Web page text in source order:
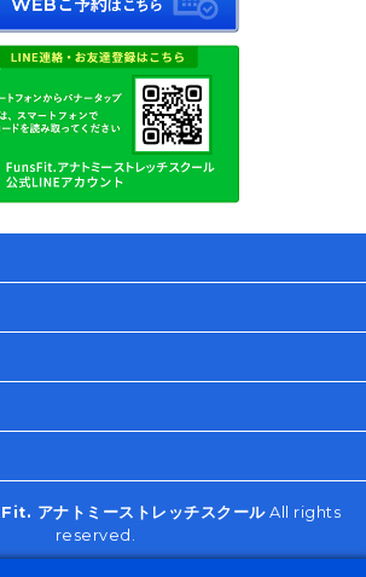
アナトミーストレッチスクールAll rights
reserved.